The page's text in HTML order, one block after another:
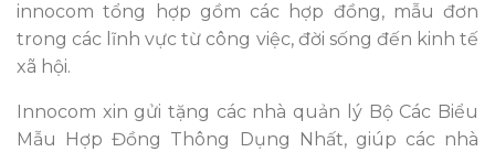
innocom tổng hợp gồm các hợp đồng, mẫu đơn
trong các lĩnh vực từ công việc, đời sống đến kinh tế
xã hội.
Innocom xin gửi tặng các nhà quản lý Bộ Các Biểu
Mẫu Hợp Đồng Thông Dụng Nhất, giúp các nhà